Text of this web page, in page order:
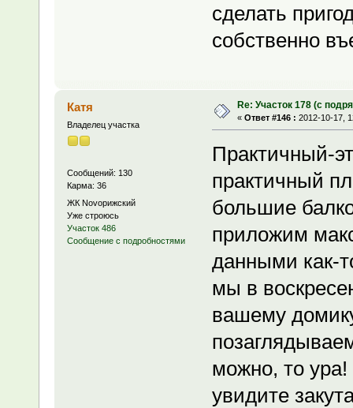
сделать
собственно
Катя
Владелец участка
Сообщений: 130
Карма: 36
ЖК Novoрижский
Уже строюсь
Участок 486
Сообщение с подробностями
Re: Участок 178 (с
« Ответ #146 : 2012-10-17,
Практичный-
практичный
большие
приложим
данными как-
мы в
вашему
можно, то
увидите